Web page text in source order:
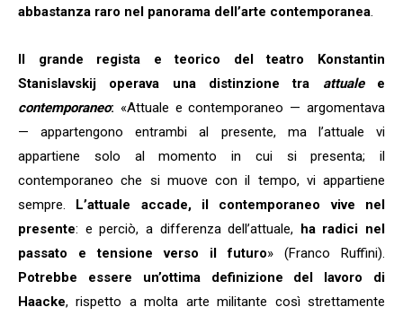
abbastanza raro nel panorama dell’arte contemporanea
Il grande regista e teorico del teatro Konstantin
Stanislavskij operava una distinzione tra attualee
contemporaneo: «Attuale e contemporaneo — argomentava
— appartengono entrambi al presente, ma l’attuale vi
appartiene solo al momento in cui si presenta; il
contemporaneo che si muove con il tempo, vi appartiene
sempre. L’attuale accade, il contemporaneo vive nel
presente: e perciò, a differenza dell’attuale, ha radici nel
passato e tensione verso il futuro» (Franco Ruffini).
Potrebbe essere un’ottima definizione del lavoro di
Haacke, rispetto a molta arte militante così strettamente